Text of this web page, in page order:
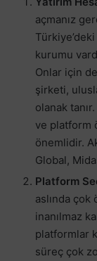
açmanız
kurumu
Onlar için
şirketi,
olanak
ve platform
önemlidir. Ak
Global,
Platform
aslında çok
inanılmaz
platformlar
süreç çok